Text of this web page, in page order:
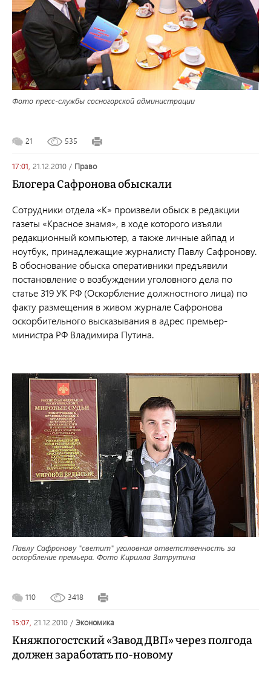
Фото пресс-службы сосногорской администрации
21 535
17:01, 21.12.2010 / право
Блогера Сафронова обыскали
Сотрудники отдела «К» произвели обыск в редакции
газеты «Красное знамя», в ходе которого изъяли
редакционный компьютер, а также личные айпад и
ноутбук, принадлежащие журналисту Павлу Сафронову.
В обоснование обыска оперативники предъявили
постановление о возбуждении уголовного дела по
статье 319 УК РФ (Оскорбление должностного лица) по
факту размещения в живом журнале Сафронова
оскорбительного высказывания в адрес премьер-
министра РФ Владимира Путина.
Павлу Сафронову "светит" уголовная ответственность за
оскорбление премьера. Фото Кирилла Затрутина
110 3418
15:07, 21.12.2010 / экономика
Княжпогостский «Завод ДВП» через полгода
должен заработать по-новому